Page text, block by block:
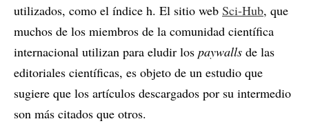
utilizados, como el índice h. El sitio web Sci-Hub, que
muchos de los miembros de la comunidad científica
internacional utilizan para eludir los paywalls de las
editoriales científicas, es objeto de un estudio que
sugiere que los artículos descargados por su intermedio
son más citados que otros.